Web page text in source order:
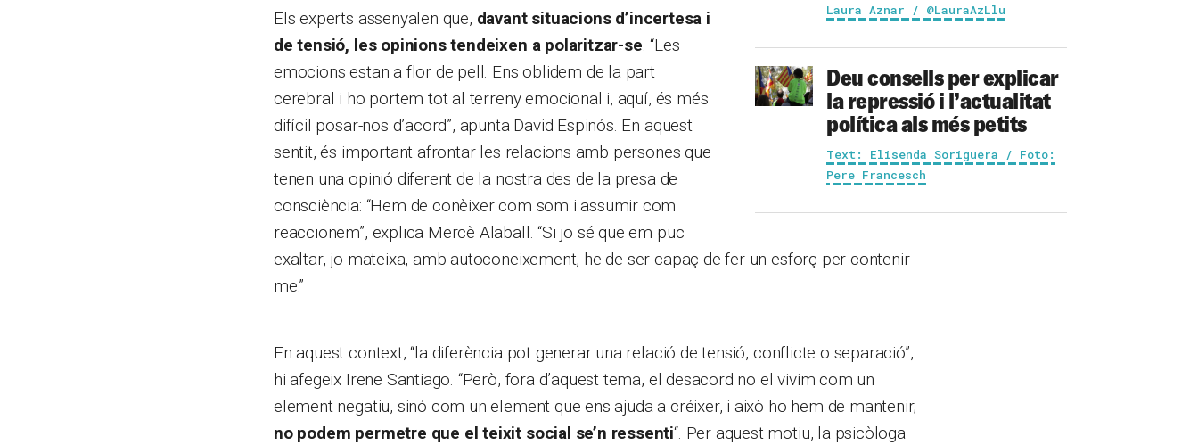
Laura Aznar / @LauraAzLlu
Deu consells per explicar
la repressió i l’actualitat
política als més petits
Text: Elisenda Soriguera / Foto:
Pere Francesch
Els experts assenyalen que, davant situacions d’incertesa i
de tensió, les opinions tendeixen a polaritzar-se. “Les
emocions estan a flor de pell. Ens oblidem de la part
cerebral i ho portem tot al terreny emocional i, aquí, és més
difícil posar-nos d’acord”, apunta David Espinós. En aquest
sentit, és important afrontar les relacions amb persones que
tenen una opinió diferent de la nostra des de la presa de
consciència: “Hem de conèixer com som i assumir com
reaccionem”, explica Mercè Alaball. “Si jo sé que em puc
exaltar, jo mateixa, amb autoconeixement, he de ser capaç de fer un esforç per contenir-
me.”
En aquest context, “la diferència pot generar una relació de tensió, conflicte o separació”,
hi afegeix Irene Santiago. “Però, fora d’aquest tema, el desacord no el vivim com un
element negatiu, sinó com un element que ens ajuda a créixer, i això ho hem de mantenir;
no podem permetre que el teixit social se’n ressenti“. Per aquest motiu, la psicòloga